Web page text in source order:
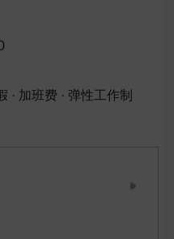
· 加班费 · 弹性工作制